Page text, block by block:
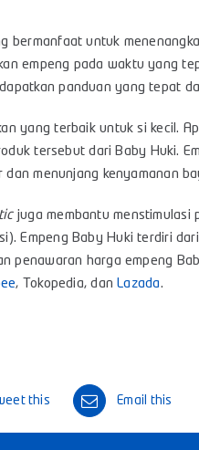
bermanfaat untuk
empeng pada waktu yang
panduan yang tepat
yang terbaik untuk si kecil.
tersebut dari Baby Huki.
menunjang kenyamanan
juga membantu menstimulasi
Empeng Baby Huki terdiri
penawaran harga empeng
, Tokopedia, danLazada.
this Email this